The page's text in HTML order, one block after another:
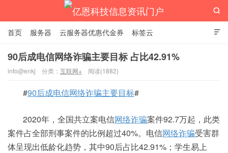

首页 服务器 云服务器优惠代金券 标签云

90后成电信网络诈骗主要目标 占比42.91%
info@enkj 分类： 互联网+ 阅读(1882)
#90后成电信网络诈骗主要目标#
2020年，全国共立案电信网络诈骗案件92.7万起，此类
案件占全部刑事案件的比例超过40%。电信网络诈骗受害群
体呈现出低龄化趋势，其中90后占比42.91%；学生易上